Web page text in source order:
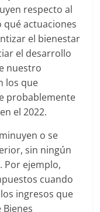
respecto al
actuaciones
el bienestar
el desarrollo
nuestro
los que
probablemente
el 2022.
o se
sin ningún
Por ejemplo,
cuando
ingresos que